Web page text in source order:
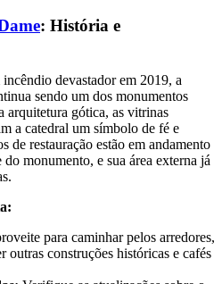
: História e
devastador em 2019, a
sendo um dos monumentos
arquitetura gótica, as vitrinas
a catedral um símbolo de fé e
de restauração estão em andamento
monumento, e sua área externa já
para caminhar pelos arredores,
outras construções históricas e cafés